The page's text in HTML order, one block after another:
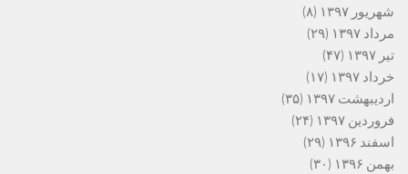
شهریور ۱۳۹۷
(۸)
مرداد ۱۳۹۷
(۲۹)
تیر ۱۳۹۷
(۴۷)
خرداد ۱۳۹۷
(۱۷)
اردیبهشت ۱۳۹۷
(۳۵)
فروردین ۱۳۹۷
(۲۴)
اسفند ۱۳۹۶
(۲۹)
بهمن ۱۳۹۶
(۳۰)